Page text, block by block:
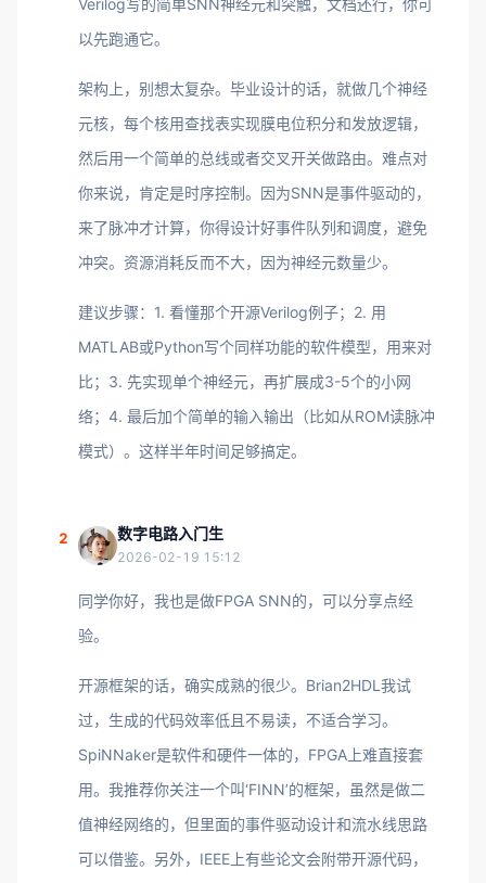
Verilog写的简单SNN神经元和突触，文档还行，你可
以先跑通它。
架构上，别想太复杂。毕业设计的话，就做几个神经
元核，每个核用查找表实现膜电位积分和发放逻辑，
然后用一个简单的总线或者交叉开关做路由。难点对
你来说，肯定是时序控制。因为SNN是事件驱动的，
来了脉冲才计算，你得设计好事件队列和调度，避免
冲突。资源消耗反而不大，因为神经元数量少。
建议步骤：1. 看懂那个开源Verilog例子；2. 用
MATLAB或Python写个同样功能的软件模型，用来对
比；3. 先实现单个神经元，再扩展成3-5个的小网
络；4. 最后加个简单的输入输出（比如从ROM读脉冲
模式）。这样半年时间足够搞定。
2 数字电路入门生
2026-02-19 15:12
同学你好，我也是做FPGA SNN的，可以分享点经
验。
开源框架的话，确实成熟的很少。Brian2HDL我试
过，生成的代码效率低且不易读，不适合学习。
SpiNNaker是软件和硬件一体的，FPGA上难直接套
用。我推荐你关注一个叫‘FINN’的框架，虽然是做二
值神经网络的，但里面的事件驱动设计和流水线思路
可以借鉴。另外，IEEE上有些论文会附带开源代码，